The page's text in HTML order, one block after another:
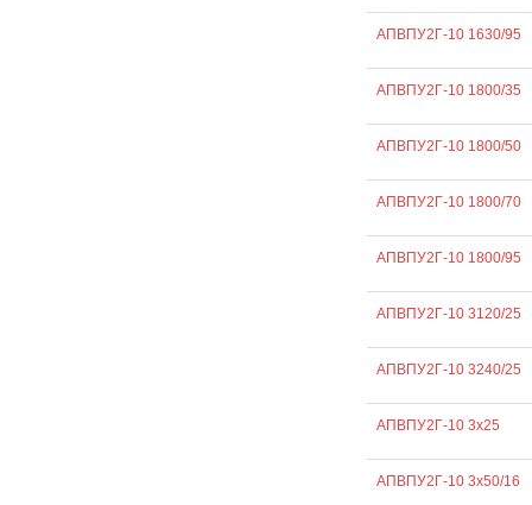
АПВПУ2Г-10 1630/95
АПВПУ2Г-10 1800/35
АПВПУ2Г-10 1800/50
АПВПУ2Г-10 1800/70
АПВПУ2Г-10 1800/95
АПВПУ2Г-10 3120/25
АПВПУ2Г-10 3240/25
АПВПУ2Г-10 3х25
АПВПУ2Г-10 3х50/16